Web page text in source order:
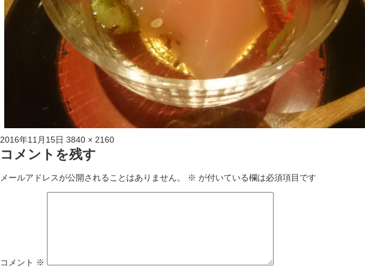
投
稿
日:
2016年11月15日 フ
ル
サ
イ
ズ
3840 × 2160
コメントを残す
メールアドレスが公開されることはありません。 ※ が付いている欄は必須項目です
コメント ※